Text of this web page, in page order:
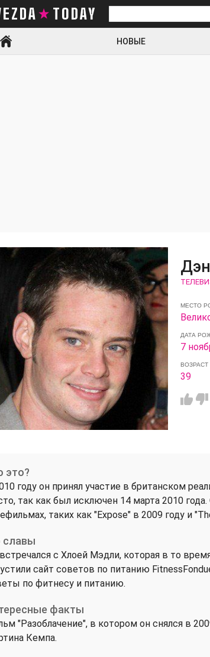
TODAY
НОВЫЕ
МЕСТО
ДАТА
7
ВОЗРАСТ
39
это?
году он принял участие в британском
так как был исключен 14 марта 2010
таких как "Expose" в 2009 году и
с Хлоей Мэдли, которая в то
сайт советов по питанию
по фитнесу и питанию.
факты
"Разоблачение", в котором он снялся в
Кемпа.